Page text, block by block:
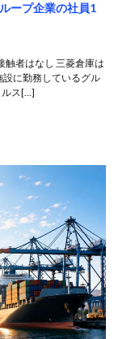
ープ企業の社員1
触者はなし 三菱倉庫は
に勤務しているグル
ルス[…]